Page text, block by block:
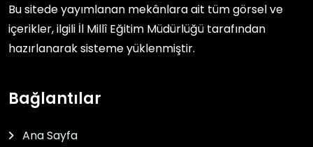
Bu sitede yayımlanan mekânlara ait tüm görsel ve
içerikler, ilgili İl Millî Eğitim Müdürlüğü tarafından
hazırlanarak sisteme yüklenmiştir.
Bağlantılar
Ana Sayfa